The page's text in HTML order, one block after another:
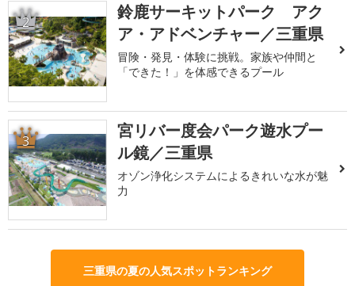
2
鈴鹿サーキットパーク アク
ア・アドベンチャー／三重県
冒険・発見・体験に挑戦。家族や仲間と
「できた！」を体感できるプール
3
宮リバー度会パーク遊水プー
ル鏡／三重県
オゾン浄化システムによるきれいな水が魅
力
三重県の夏の人気スポットランキング